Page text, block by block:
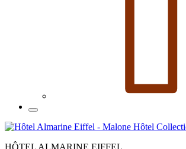
HÔTEL ALMARINE EIFFEL